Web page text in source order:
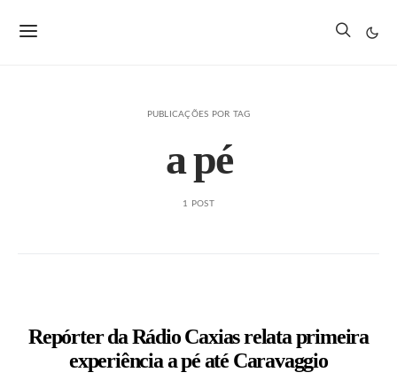
PUBLICAÇÕES POR TAG
a pé
1 POST
Repórter da Rádio Caxias relata primeira
experiência a pé até Caravaggio